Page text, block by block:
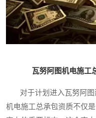
瓦努阿图机电施工
对于计划进入瓦努阿图
机电施工总承包资质不仅